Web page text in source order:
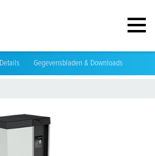
Details Gegevensbladen & Downloads